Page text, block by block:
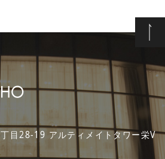
目28-19 アルティメイトタワー栄V